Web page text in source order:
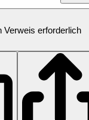
Verweis erforderlich